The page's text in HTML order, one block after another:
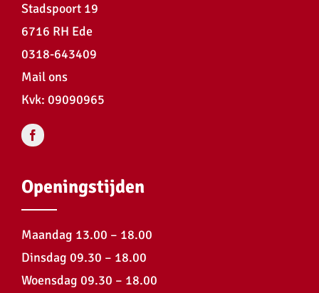
Stadspoort 19
6716 RH Ede
0318-643409
Mail ons
Kvk: 09090965
Openingstijden
Maandag 13.00 – 18.00
Dinsdag 09.30 – 18.00
Woensdag 09.30 – 18.00